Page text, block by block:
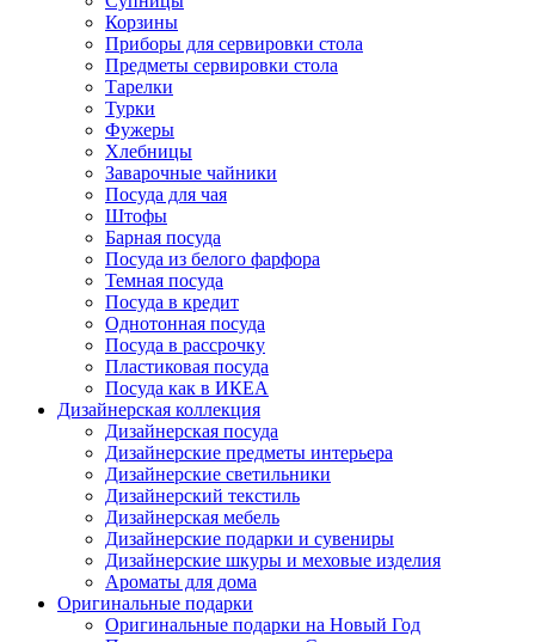
Корзины
Приборы для сервировки стола
Предметы сервировки стола
Тарелки
Турки
Фужеры
Хлебницы
Заварочные чайники
Посуда для чая
Штофы
Барная посуда
Посуда из белого фарфора
Темная посуда
Посуда в кредит
Однотонная посуда
Посуда в рассрочку
Пластиковая посуда
Посуда как в ИКЕА
Дизайнерская коллекция
Дизайнерская посуда
Дизайнерские предметы интерьера
Дизайнерские светильники
Дизайнерский текстиль
Дизайнерская мебель
Дизайнерские подарки и сувениры
Дизайнерские шкуры и меховые изделия
Ароматы для дома
Оригинальные подарки
Оригинальные подарки на Новый Год